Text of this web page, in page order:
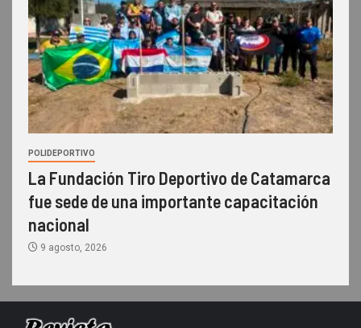
POLIDEPORTIVO
La Fundación Tiro Deportivo de Catamarca
fue sede de una importante capacitación
nacional
9 agosto, 2026